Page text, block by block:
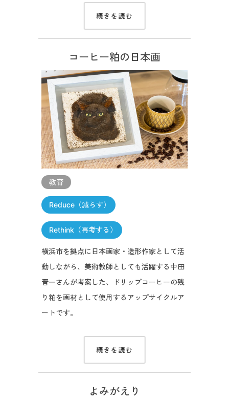
続きを読む
コーヒー粕の日本画
教育
Reduce（減らす）
Rethink（再考する）
横浜市を拠点に日本画家・造形作家として活
動しながら、美術教師としても活躍する中田
晋一さんが考案した、ドリップコーヒーの残
り粕を画材として使用するアップサイクルア
ートです。
続きを読む
よみがえり